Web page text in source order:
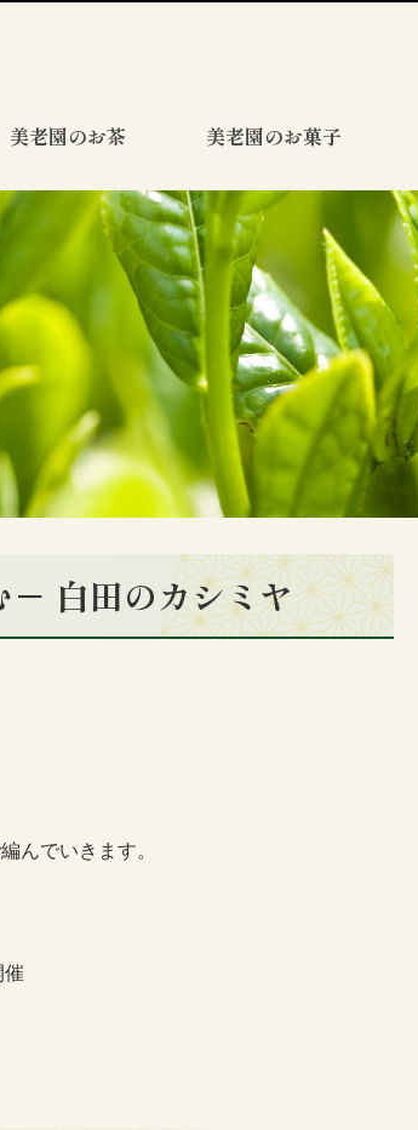
美老園のお茶 美老園のお菓子
白田のカシミヤ
んでいきます。